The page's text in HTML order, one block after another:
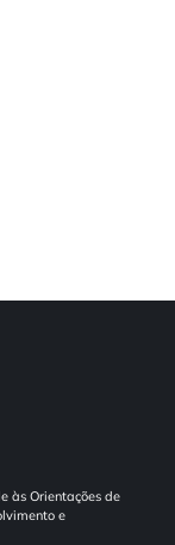
às Orientações de
e